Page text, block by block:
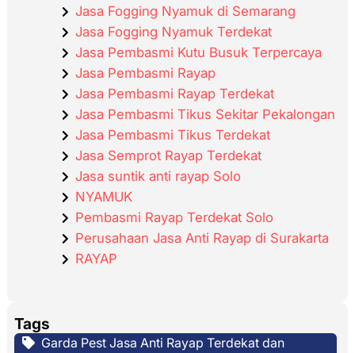
Jasa Fogging Nyamuk di Semarang
Jasa Fogging Nyamuk Terdekat
Jasa Pembasmi Kutu Busuk Terpercaya
Jasa Pembasmi Rayap
Jasa Pembasmi Rayap Terdekat
Jasa Pembasmi Tikus Sekitar Pekalongan
Jasa Pembasmi Tikus Terdekat
Jasa Semprot Rayap Terdekat
Jasa suntik anti rayap Solo
NYAMUK
Pembasmi Rayap Terdekat Solo
Perusahaan Jasa Anti Rayap di Surakarta
RAYAP
Tags
Garda Pest Jasa Anti Rayap Terdekat dan